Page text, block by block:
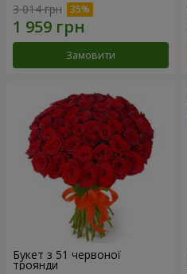
3 014 грн
Замовити
Букет з 51 червоної
троянди